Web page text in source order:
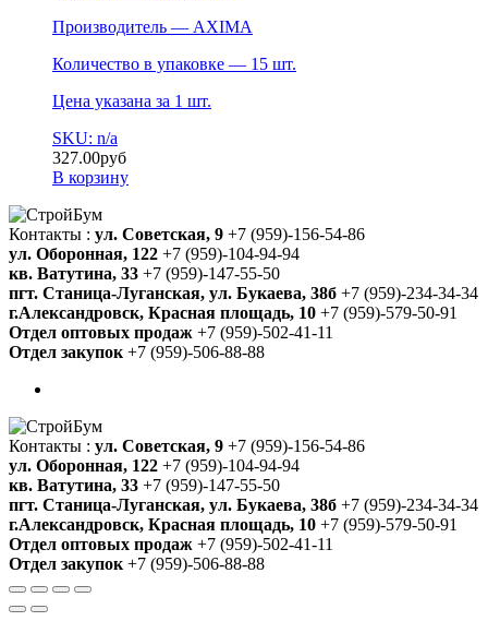
Производитель — AXIMA
Количество в упаковке — 15 шт.
Цена указана за 1 шт.
SKU: n/a
327.00руб
В корзину
Контакты : ул. Советская, 9 +7 (959)-156-54-86
ул. Оборонная, 122 +7 (959)-104-94-94
кв. Ватутина, 33 +7 (959)-147-55-50
пгт. Станица-Луганская, ул. Букаева, 38б +7 (959)-234-34-34
г.Александровск, Красная площадь, 10 +7 (959)-579-50-91
Отдел оптовых продаж +7 (959)-502-41-11
Отдел закупок +7 (959)-506-88-88
Контакты : ул. Советская, 9 +7 (959)-156-54-86
ул. Оборонная, 122 +7 (959)-104-94-94
кв. Ватутина, 33 +7 (959)-147-55-50
пгт. Станица-Луганская, ул. Букаева, 38б +7 (959)-234-34-34
г.Александровск, Красная площадь, 10 +7 (959)-579-50-91
Отдел оптовых продаж +7 (959)-502-41-11
Отдел закупок +7 (959)-506-88-88